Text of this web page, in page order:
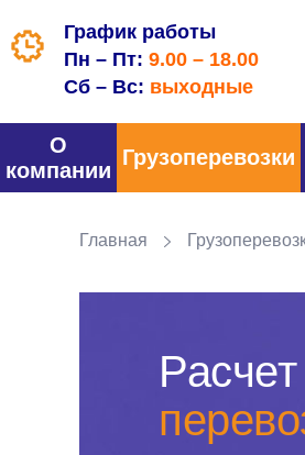
График работы
Пн – Пт: 9.00 – 18.00
Сб – Вс: выходные
О
компании
Грузоперевозки
Главная